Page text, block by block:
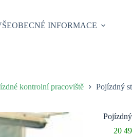
INFORMACE
kontrolní pracoviště Pojízdný
20